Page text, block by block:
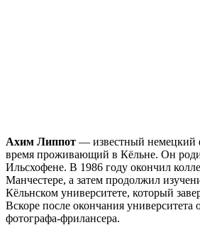
Ахим Липпот — известный немецкий
время проживающий в Кёльне. Он
Ильсхофене. В 1986 году окончил
Манчестере, а затем продолжил
Кёльнском университете, который
Вскоре после окончания университета
фотографа-фрилансера.